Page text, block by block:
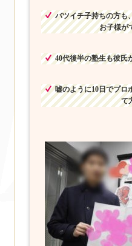
バツイチ子持ちの方も
お子様が
40代後半の塾生も彼氏
嘘のように10日でプロ
て